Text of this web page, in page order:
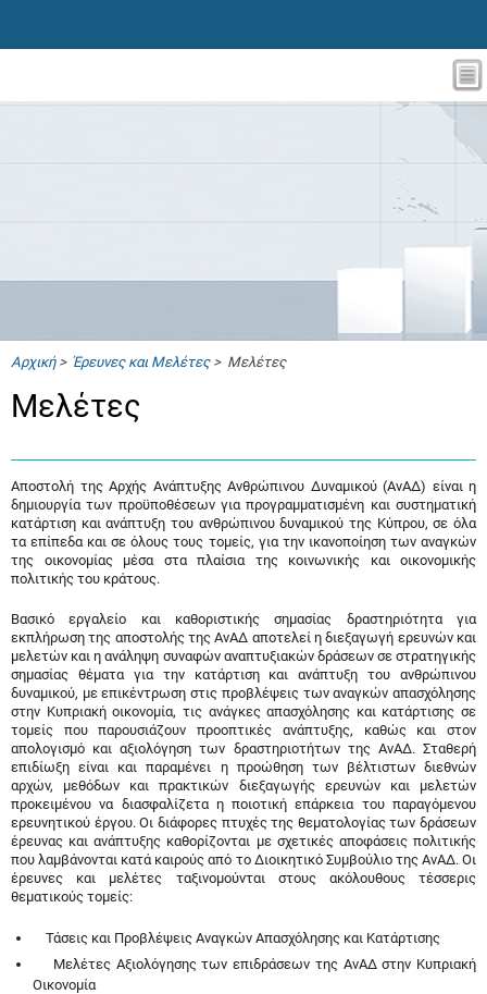
Αρχική> Έρευνες και Μελέτες> Μελέτες
Μελέτες
Αποστολή της Αρχής Ανάπτυξης Ανθρώπινου Δυναμικού (ΑνΑΔ) είναι η
δημιουργία των προϋποθέσεων για προγραμματισμένη και συστηματική
κατάρτιση και ανάπτυξη του ανθρώπινου δυναμικού της Κύπρου, σε όλα
τα επίπεδα και σε όλους τους τομείς, για την ικανοποίηση των αναγκών
της οικονομίας μέσα στα πλαίσια της κοινωνικής και οικονομικής
πολιτικής του κράτους.
Βασικό εργαλείο και καθοριστικής σημασίας δραστηριότητα για
εκπλήρωση της αποστολής της ΑνΑΔ αποτελεί η διεξαγωγή ερευνών και
μελετών και η ανάληψη συναφών αναπτυξιακών δράσεων σε στρατηγικής
σημασίας θέματα για την κατάρτιση και ανάπτυξη του ανθρώπινου
δυναμικού, με επικέντρωση στις προβλέψεις των αναγκών απασχόλησης
στην Κυπριακή οικονομία, τις ανάγκες απασχόλησης και κατάρτισης σε
τομείς που παρουσιάζουν προοπτικές ανάπτυξης, καθώς και στον
απολογισμό και αξιολόγηση των δραστηριοτήτων της ΑνΑΔ. Σταθερή
επιδίωξη είναι και παραμένει η προώθηση των βέλτιστων διεθνών
αρχών, μεθόδων και πρακτικών διεξαγωγής ερευνών και μελετών
προκειμένου να διασφαλίζετα η ποιοτική επάρκεια του παραγόμενου
ερευνητικού έργου. Οι διάφορες πτυχές της θεματολογίας των δράσεων
έρευνας και ανάπτυξης καθορίζονται με σχετικές αποφάσεις πολιτικής
που λαμβάνονται κατά καιρούς από το Διοικητικό Συμβούλιο της ΑνΑΔ. Οι
έρευνες και μελέτες ταξινομούνται στους ακόλουθους τέσσερις
θεματικούς τομείς:
Τάσεις και Προβλέψεις Αναγκών Απασχόλησης και Κατάρτισης
Μελέτες Αξιολόγησης των επιδράσεων της ΑνΑΔ στην Κυπριακή
Οικονομία